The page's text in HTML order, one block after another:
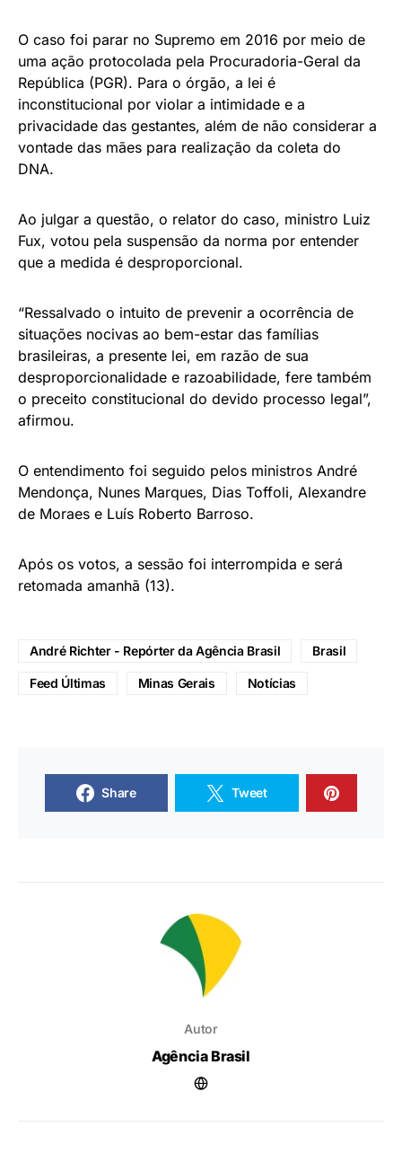
O caso foi parar no Supremo em 2016 por meio de
uma ação protocolada pela Procuradoria-Geral da
República (PGR). Para o órgão, a lei é
inconstitucional por violar a intimidade e a
privacidade das gestantes, além de não considerar a
vontade das mães para realização da coleta do
DNA.
Ao julgar a questão, o relator do caso, ministro Luiz
Fux, votou pela suspensão da norma por entender
que a medida é desproporcional.
“Ressalvado o intuito de prevenir a ocorrência de
situações nocivas ao bem-estar das famílias
brasileiras, a presente lei, em razão de sua
desproporcionalidade e razoabilidade, fere também
o preceito constitucional do devido processo legal”,
afirmou.
O entendimento foi seguido pelos ministros André
Mendonça, Nunes Marques, Dias Toffoli, Alexandre
de Moraes e Luís Roberto Barroso.
Após os votos, a sessão foi interrompida e será
retomada amanhã (13).
André Richter - Repórter da Agência Brasil Brasil
Feed Últimas Minas Gerais Notícias
Share Tweet
Autor
Agência Brasil